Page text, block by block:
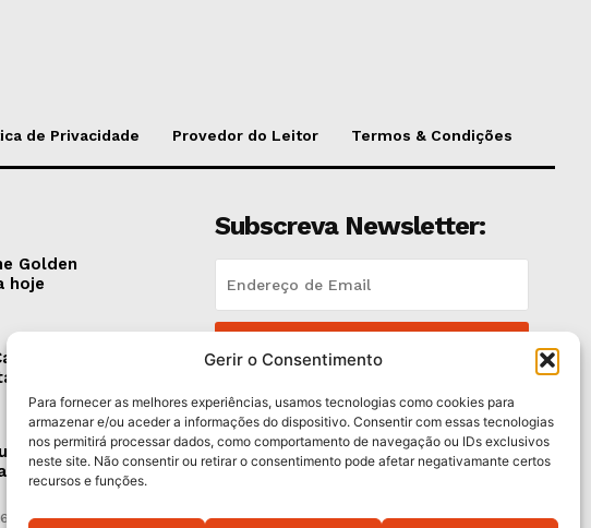
Gerir o Consentimento
Para fornecer as melhores experiências, usamos tecnologias como cookies para
armazenar e/ou aceder a informações do dispositivo. Consentir com essas tecnologias
nos permitirá processar dados, como comportamento de navegação ou IDs exclusivos
neste site. Não consentir ou retirar o consentimento pode afetar negativamante certos
recursos e funções.
de Privacidade Provedor do Leitor Termos & Condições
Golden
hoje
Boy’
vinha de trás
garante
13:03h
Subscreva Newsletter:
Li e aceito aPolítica de Privacidade .